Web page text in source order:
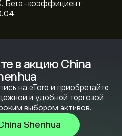
в акцию China
на eToro и приобретайте
и удобной торговой
выбором активов.
Shenhua
Бета-коэффициент